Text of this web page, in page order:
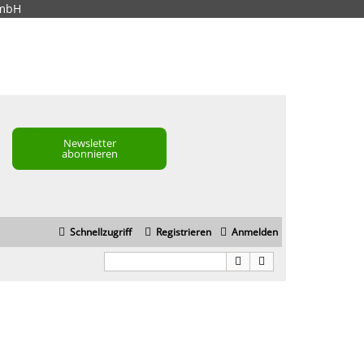
Newsletter
abonnieren
Schnellzugriff Anmelden
Registrieren